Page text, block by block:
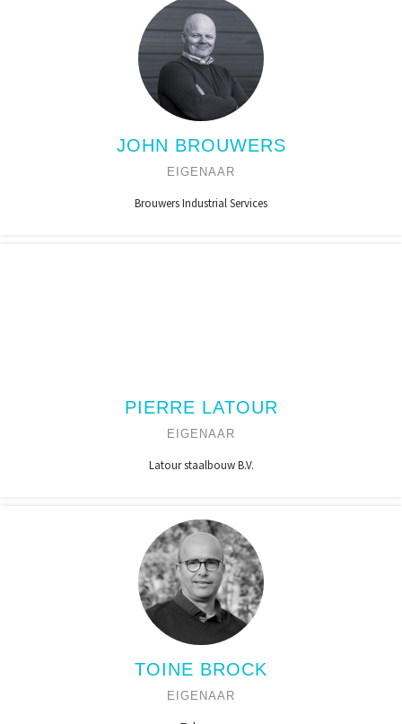
JOHN BROUWERS
EIGENAAR
Brouwers Industrial Services
PIERRE LATOUR
EIGENAAR
Latour staalbouw B.V.
TOINE BROCK
EIGENAAR